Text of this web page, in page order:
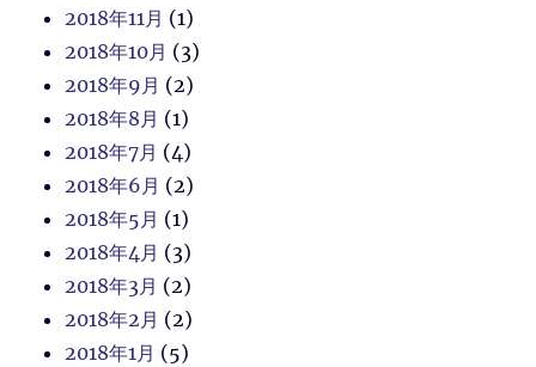
2018年11月 (1)
2018年10月 (3)
2018年9月 (2)
2018年8月 (1)
2018年7月 (4)
2018年6月 (2)
2018年5月 (1)
2018年4月 (3)
2018年3月 (2)
2018年2月 (2)
2018年1月 (5)